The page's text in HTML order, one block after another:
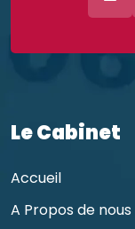
Le Cabinet
Accueil
A Propos de nous